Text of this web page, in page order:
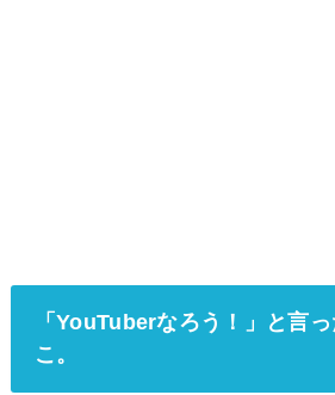
「YouTuberなろう！」と言
こ。